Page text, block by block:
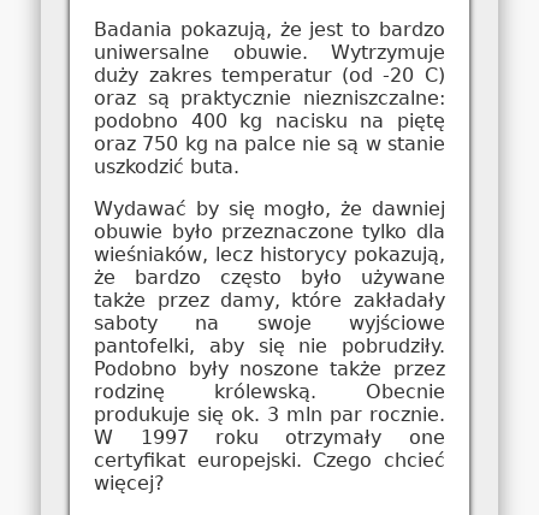
Badania pokazują, że jest to bardzo
uniwersalne obuwie. Wytrzymuje
duży zakres temperatur (od -20 C)
oraz są praktycznie niezniszczalne:
podobno 400 kg nacisku na piętę
oraz 750 kg na palce nie są w stanie
uszkodzić buta.
Wydawać by się mogło, że dawniej
obuwie było przeznaczone tylko dla
wieśniaków, lecz historycy pokazują,
że bardzo często było używane
także przez damy, które zakładały
saboty na swoje wyjściowe
pantofelki, aby się nie pobrudziły.
Podobno były noszone także przez
rodzinę królewską. Obecnie
produkuje się ok. 3 mln par rocznie.
W 1997 roku otrzymały one
certyfikat europejski. Czego chcieć
więcej?